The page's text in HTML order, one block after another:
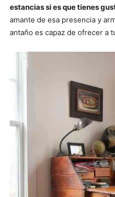
estancias si es que tienes
amante de esa presencia y
antaño es capaz de ofrecer a